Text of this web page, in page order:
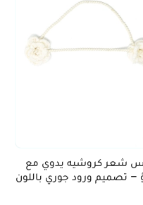
شعر كروشيه يدوي مع
– تصميم ورود جوري باللون